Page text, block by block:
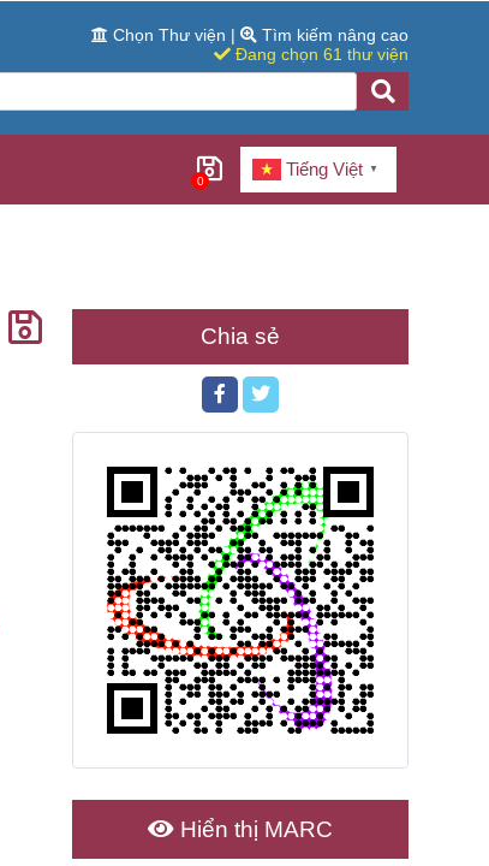
Chọn Thư viện |
Tìm kiếm nâng cao
Đang chọn 61 thư viện
0
Tiếng Việt ▼
Chia sẻ
Hiển thị MARC